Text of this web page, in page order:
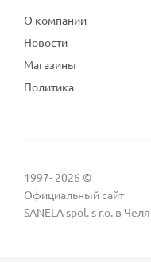
О компании
Новости
Магазины
Политика
1997- 2026 ©
Официальный сайт
SANELA spol. s r.o. в